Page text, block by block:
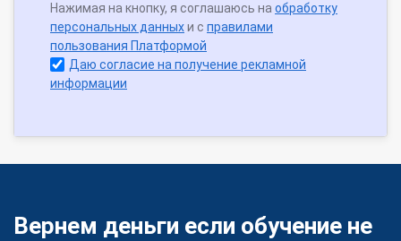
Нажимая на кнопку, я соглашаюсь на обработку
персональных данныхи с правилами
пользования Платформой
Даю согласие на получение рекламной
информации
Вернем деньги если обучение не